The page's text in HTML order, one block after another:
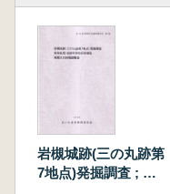
岩槻城跡(三の丸跡第
7地点)発掘調査 ; 保